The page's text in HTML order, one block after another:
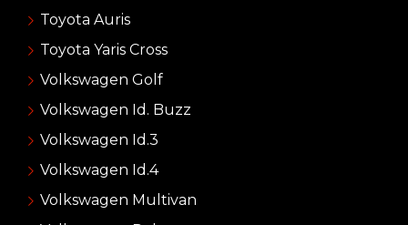
Toyota Auris
Toyota Yaris Cross
Volkswagen Golf
Volkswagen Id. Buzz
Volkswagen Id.3
Volkswagen Id.4
Volkswagen Multivan